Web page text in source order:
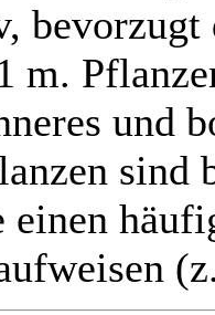
m.
und
sind
einen